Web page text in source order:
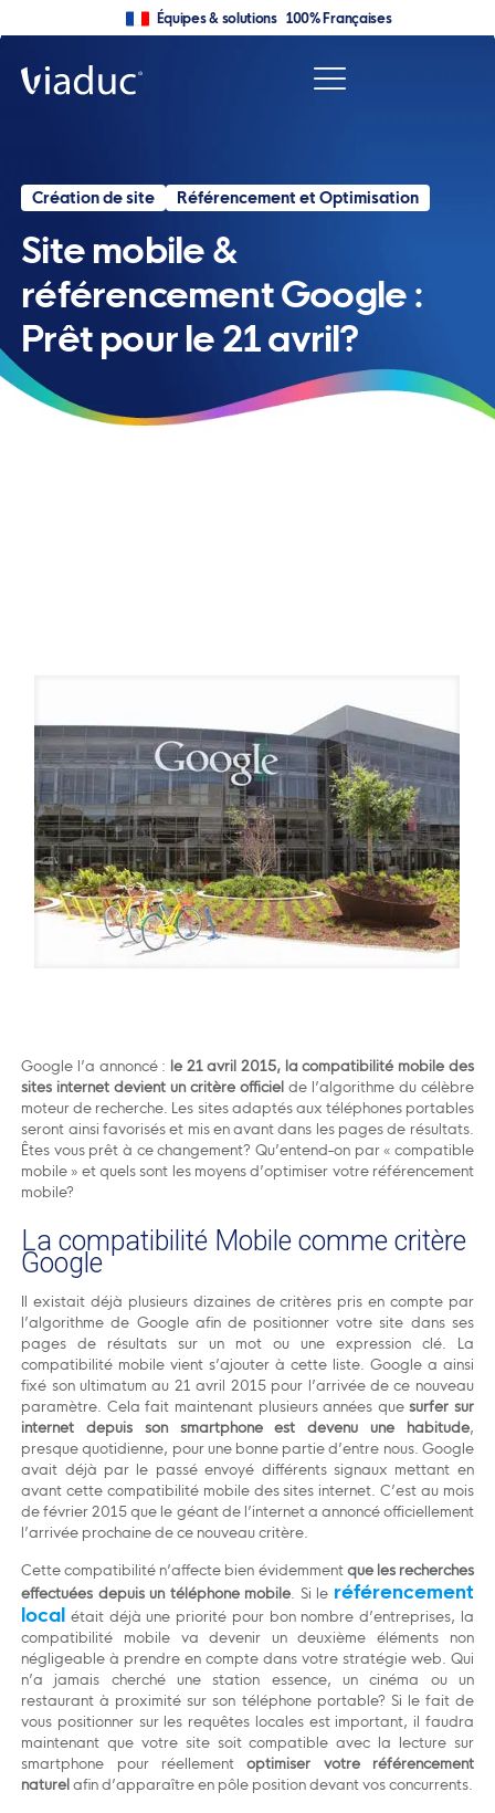
Équipes & solutions 100% Françaises
Création de site Référencement et Optimisation
Site mobile &
référencement Google :
Prêt pour le 21 avril?
Google l’a annoncé : le 21 avril 2015, la compatibilité mobile des
sites internet devient un critère officielde l’algorithme du célèbre
moteur de recherche. Les sites adaptés aux téléphones portables
seront ainsi favorisés et mis en avant dans les pages de résultats.
Êtes vous prêt à ce changement? Qu’entend-on par « compatible
mobile » et quels sont les moyens d’optimiser votre référencement
mobile?
La compatibilité Mobile comme critère
Google
Il existait déjà plusieurs dizaines de critères pris en compte par
l’algorithme de Google afin de positionner votre site dans ses
pages de résultats sur un mot ou une expression clé. La
compatibilité mobile vient s’ajouter à cette liste. Google a ainsi
fixé son ultimatum au 21 avril 2015 pour l’arrivée de ce nouveau
paramètre. Cela fait maintenant plusieurs années quesurfer sur
internet depuis son smartphone est devenu une habitude,
presque quotidienne, pour une bonne partie d’entre nous. Google
avait déjà par le passé envoyé différents signaux mettant en
avant cette compatibilité mobile des sites internet. C’est au mois
de février 2015 que le géant de l’internet a annoncé officiellement
l’arrivée prochaine de ce nouveau critère.
Cette compatibilité n’affecte bien évidemmentque les recherches
effectuées depuis un téléphone mobile . Si le référencement
local était déjà une priorité pour bon nombre d’entreprises, la
compatibilité mobile va devenir un deuxième éléments non
négligeable à prendre en compte dans votre stratégie web. Qui
n’a jamais cherché une station essence, un cinéma ou un
restaurant à proximité sur son téléphone portable? Si le fait de
vous positionner sur les requêtes locales est important, il faudra
maintenant que votre site soit compatible avec la lecture sur
smartphone pour réellementoptimiser votre référencement
naturelafin d’apparaître en pôle position devant vos concurrents.